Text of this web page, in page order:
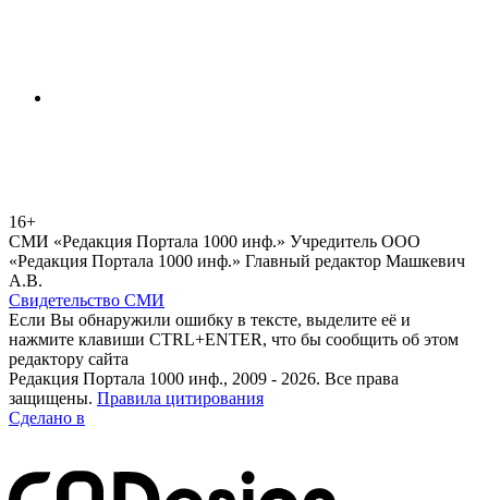
16+
СМИ «Редакция Портала 1000 инф.» Учредитель ООО
«Редакция Портала 1000 инф.» Главный редактор Машкевич
А.В.
Свидетельство СМИ
Если Вы обнаружили ошибку в тексте, выделите её и
нажмите клавиши CTRL+ENTER, что бы сообщить об этом
редактору сайта
Редакция Портала 1000 инф., 2009 - 2026. Все права
защищены. Правила цитирования
Сделано в